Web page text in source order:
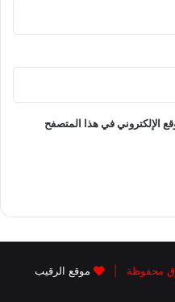
الإلكتروني في هذا المتصفح
موقع الرقيب